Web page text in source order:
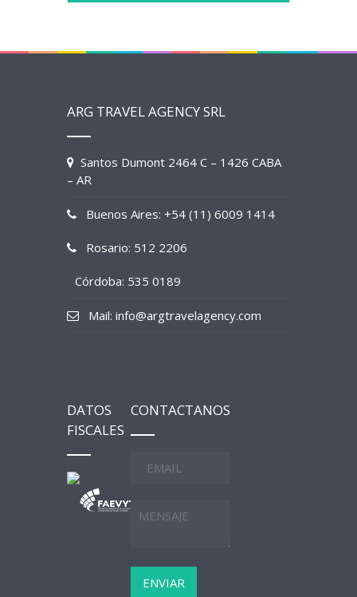
ARG TRAVEL AGENCY SRL
Santos Dumont 2464 C – 1426 CABA
– AR
Buenos Aires: +54 (11) 6009 1414
Rosario: 512 2206
Córdoba: 535 0189
Mail: info@argtravelagency.com
DATOS
FISCALES
CONTACTANOS